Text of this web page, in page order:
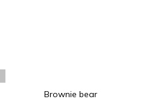
Brownie bear